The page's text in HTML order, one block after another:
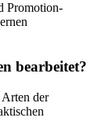
Promotion-
bearbeitet?
der